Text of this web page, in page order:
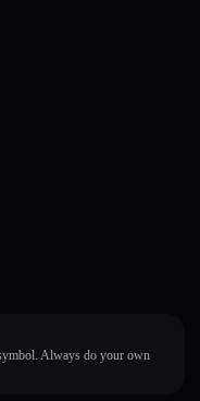
Always do your own